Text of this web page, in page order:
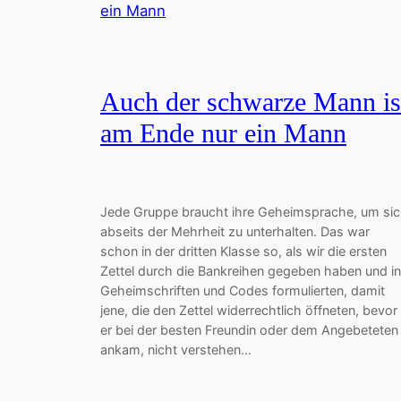
Auch der schwarze Mann
am Ende nur ein Mann
Jede Gruppe braucht ihre Geheimsprache, um
abseits der Mehrheit zu unterhalten. Das war
schon in der dritten Klasse so, als wir die ersten
Zettel durch die Bankreihen gegeben haben und in
Geheimschriften und Codes formulierten, damit
jene, die den Zettel widerrechtlich öffneten, bevor
er bei der besten Freundin oder dem Angebeteten
ankam, nicht verstehen…